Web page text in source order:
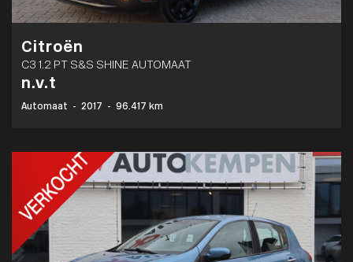
Citroën
C3 1.2 PT S&S SHINE AUTOMAAT
n.v.t
Automaat - 2017 - 96.417 km